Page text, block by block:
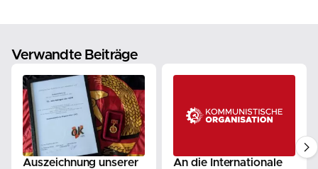
Verwandte Beiträge
Auszeichnung unserer
An die Internationale